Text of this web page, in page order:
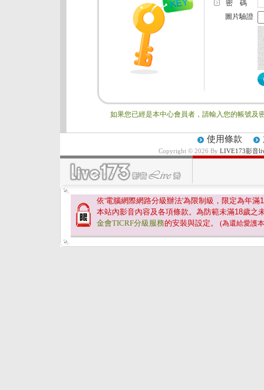
密 碼
圖片驗證
如果您已經是本中心會員者，請輸入您的帳號及
使用條款
Copyright © 2026 By LIVE173影音
依'電腦網際網路分級辦法'為限制級，限定為年滿
本站內影音內容及各項條款。為防範未滿18歲之
金會TICRF分級服務的安裝與設定。 (為還給愛護